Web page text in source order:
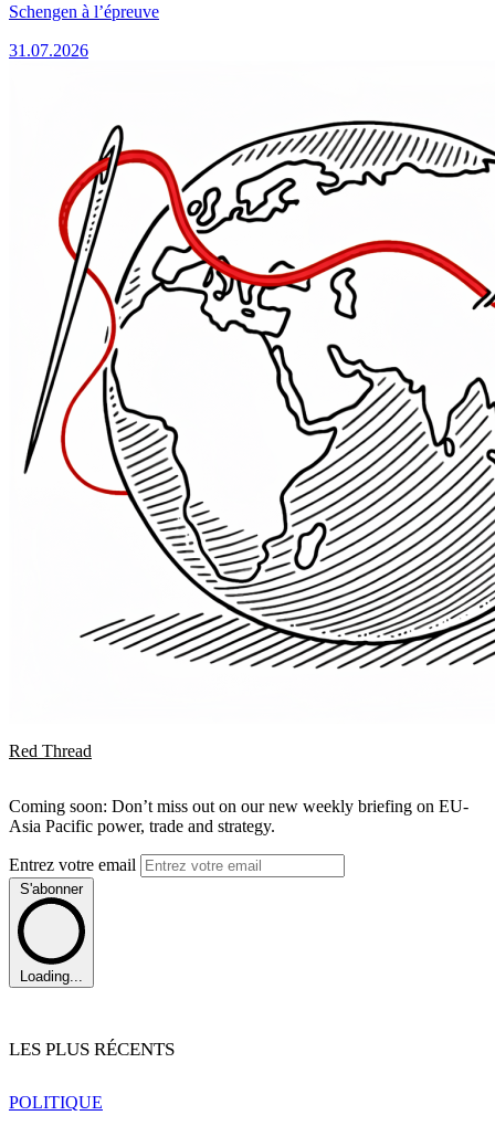
Schengen à l’épreuve
31.07.2026
Red Thread
Coming soon: Don’t miss out on our new weekly briefing on EU-
Asia Pacific power, trade and strategy.
Entrez votre email
S'abonner
Loading...
LES PLUS RÉCENTS
POLITIQUE